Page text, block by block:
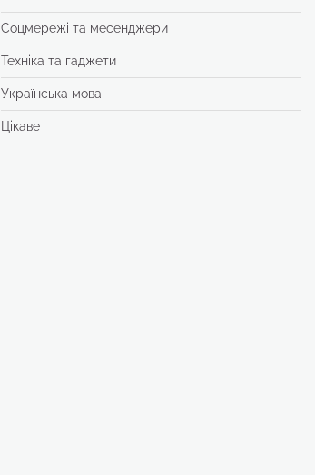
Соцмережі та месенджери
Техніка та гаджети
Українська мова
Цікаве